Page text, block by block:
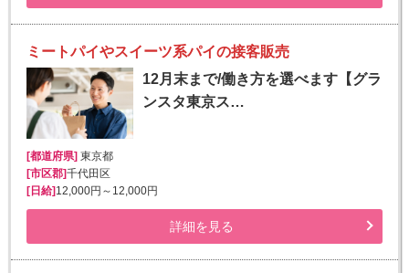
ミートパイやスイーツ系パイの接客販売
12月末まで/働き方を選べます【グラ
ンスタ東京ス…
[都道府県] 東京都
[市区郡]千代田区
[日給] 12,000円～12,000円
詳細を見る